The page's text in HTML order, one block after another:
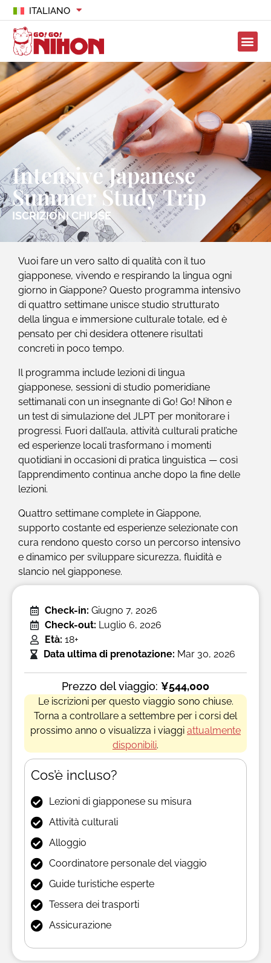
ITALIANO
Intensive Japanese
Summer Study Trip
ISCRIZIONI CHIUSE
Vuoi fare un vero salto di qualità con il tuo
giapponese, vivendo e respirando la lingua ogni
giorno in Giappone? Questo programma intensivo
di quattro settimane unisce studio strutturato
della lingua e immersione culturale totale, ed è
pensato per chi desidera ottenere risultati
concreti in poco tempo.
Il programma include lezioni di lingua
giapponese, sessioni di studio pomeridiane
settimanali con un insegnante di Go! Go! Nihon e
un test di simulazione del JLPT per monitorare i
progressi. Fuori dall’aula, attività culturali pratiche
ed esperienze locali trasformano i momenti
quotidiani in occasioni di pratica linguistica — così
l’apprendimento continua anche dopo la fine delle
lezioni.
Quattro settimane complete in Giappone,
supporto costante ed esperienze selezionate con
cura rendono questo corso un percorso intensivo
e dinamico per sviluppare sicurezza, fluidità e
slancio nel giapponese.
Check-in: Giugno 7, 2026
Check-out: Luglio 6, 2026
Età: 18+
Data ultima di prenotazione: Mar 30, 2026
Prezzo del viaggio: ¥544,000
Le iscrizioni per questo viaggio sono chiuse.
Torna a controllare a settembre per i corsi del
prossimo anno o visualizza i viaggi attualmente
disponibili.
Cos’è incluso?
Lezioni di giapponese su misura
Attività culturali
Alloggio
Coordinatore personale del viaggio
Guide turistiche esperte
Tessera dei trasporti
Assicurazione